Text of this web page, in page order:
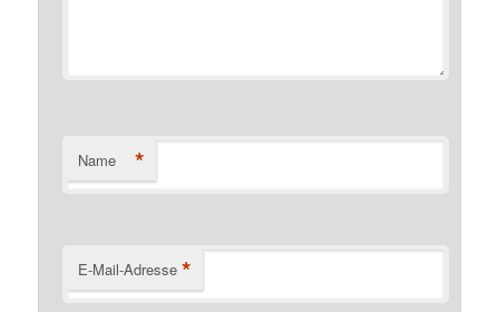
Name *
E-Mail-Adresse *